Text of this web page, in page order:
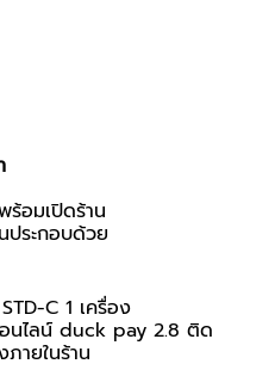
อมเปิดร้าน
ประกอบด้วย
C 1 เครื่อง
อนไลน์ duck pay 2.8 ติด
ายในร้าน